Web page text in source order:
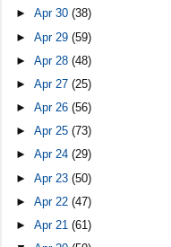
►Apr 30(38)
►Apr 29(59)
►Apr 28(48)
►Apr 27(25)
►Apr 26(56)
►Apr 25(73)
►Apr 24(29)
►Apr 23(50)
►Apr 22(47)
►Apr 21(61)